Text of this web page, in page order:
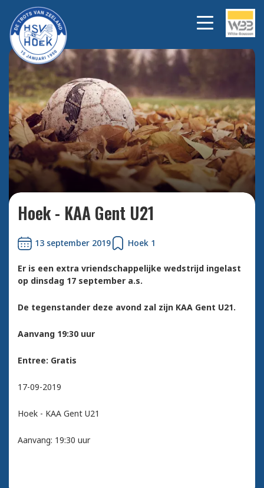
Bekijk alle foto's
Hoek - KAA Gent U21
13 september 2019 Hoek 1
Er is een extra vriendschappelijke wedstrijd ingelast
op dinsdag 17 september a.s.
De tegenstander deze avond zal zijn KAA Gent U21.
Aanvang 19:30 uur
Entree: Gratis
17-09-2019
Hoek - KAA Gent U21
Aanvang: 19:30 uur